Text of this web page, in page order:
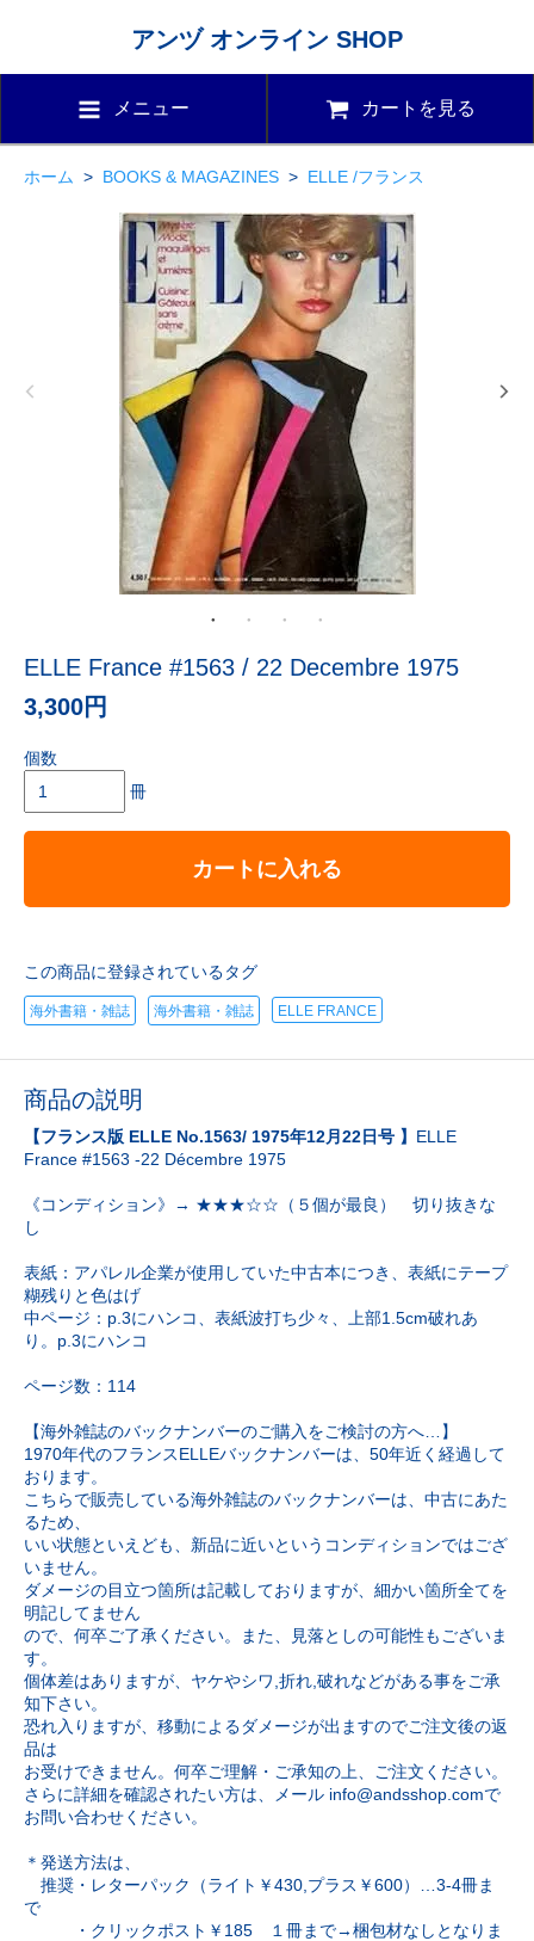
アンヅ オンライン SHOP
メニュー カートを見る
ホーム > BOOKS & MAGAZINES > ELLE /フランス
ELLE France #1563 / 22 Decembre 1975
3,300円
個数
冊
カートに入れる
この商品に登録されているタグ
海外書籍・雑誌 海外書籍・雑誌 ELLE FRANCE
商品の説明
【フランス版 ELLE No.1563/ 1975年12月22日号 】 ELLE
France #1563 -22 Décembre 1975
《コンディション》→ ★★★☆☆（５個が最良） 切り抜きな
し
表紙：アパレル企業が使用していた中古本につき、表紙にテープ
糊残りと色はげ
中ページ：p.3にハンコ、表紙波打ち少々、上部1.5cm破れあ
り。p.3にハンコ
ページ数：114
【海外雑誌のバックナンバーのご購入をご検討の方へ…】
1970年代のフランスELLEバックナンバーは、50年近く経過して
おります。
こちらで販売している海外雑誌のバックナンバーは、中古にあた
るため、
いい状態といえども、新品に近いというコンディションではござ
いません。
ダメージの目立つ箇所は記載しておりますが、細かい箇所全てを
明記してません
ので、何卒ご了承ください。また、見落としの可能性もございま
す。
個体差はありますが、ヤケやシワ,折れ,破れなどがある事をご承
知下さい。
恐れ入りますが、移動によるダメージが出ますのでご注文後の返
品は
お受けできません。何卒ご理解・ご承知の上、ご注文ください。
さらに詳細を確認されたい方は、メール info@andsshop.comで
お問い合わせください。
＊発送方法は、
推奨・レターパック（ライト￥430,プラス￥600）…3-4冊ま
で
・クリックポスト￥185 １冊まで→梱包材なしとなりま